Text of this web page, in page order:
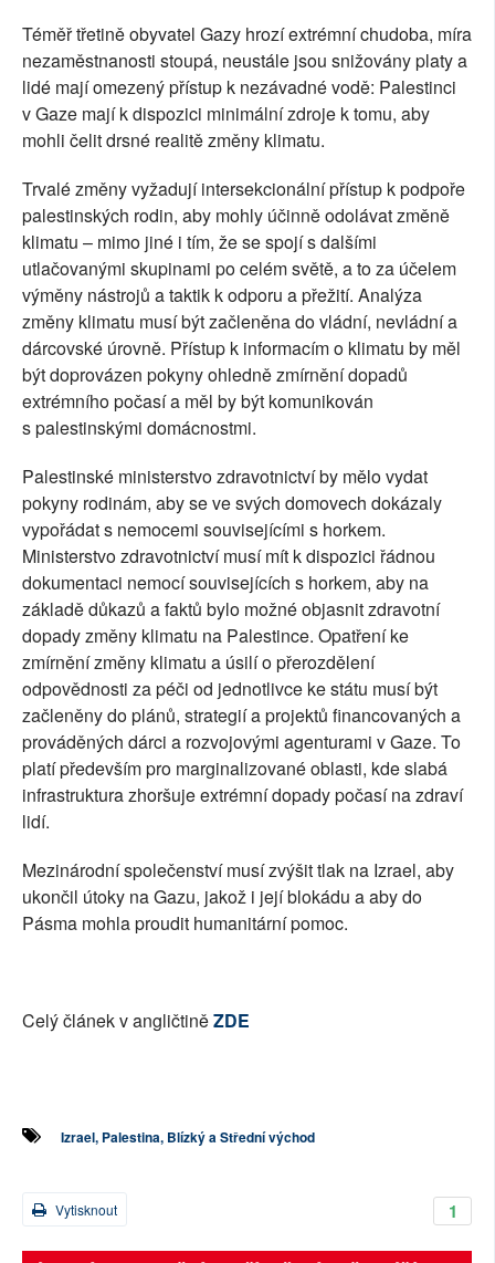
Téměř třetině obyvatel Gazy hrozí extrémní chudoba, míra
nezaměstnanosti stoupá, neustále jsou snižovány platy a
lidé mají omezený přístup k nezávadné vodě: Palestinci
v Gaze mají k dispozici minimální zdroje k tomu, aby
mohli čelit drsné realitě změny klimatu.
Trvalé změny vyžadují intersekcionální přístup k podpoře
palestinských rodin, aby mohly účinně odolávat změně
klimatu – mimo jiné i tím, že se spojí s dalšími
utlačovanými skupinami po celém světě, a to za účelem
výměny nástrojů a taktik k odporu a přežití. Analýza
změny klimatu musí být začleněna do vládní, nevládní a
dárcovské úrovně. Přístup k informacím o klimatu by měl
být doprovázen pokyny ohledně zmírnění dopadů
extrémního počasí a měl by být komunikován
s palestinskými domácnostmi.
Palestinské ministerstvo zdravotnictví by mělo vydat
pokyny rodinám, aby se ve svých domovech dokázaly
vypořádat s nemocemi souvisejícími s horkem.
Ministerstvo zdravotnictví musí mít k dispozici řádnou
dokumentaci nemocí souvisejících s horkem, aby na
základě důkazů a faktů bylo možné objasnit zdravotní
dopady změny klimatu na Palestince. Opatření ke
zmírnění změny klimatu a úsilí o přerozdělení
odpovědnosti za péči od jednotlivce ke státu musí být
začleněny do plánů, strategií a projektů financovaných a
prováděných dárci a rozvojovými agenturami v Gaze. To
platí především pro marginalizované oblasti, kde slabá
infrastruktura zhoršuje extrémní dopady počasí na zdraví
lidí.
Mezinárodní společenství musí zvýšit tlak na Izrael, aby
ukončil útoky na Gazu, jakož i její blokádu a aby do
Pásma mohla proudit humanitární pomoc.
Celý článek v angličtiněZDE
Izrael, Palestina, Blízký a Střední východ
1
Vytisknout